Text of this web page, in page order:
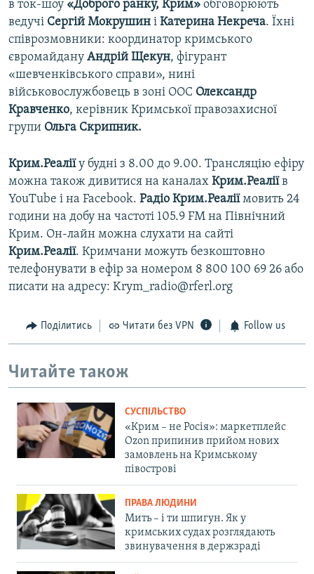
в ток-шоу «Доброго ранку, Крим» обговорюють
ведучі Сергій Мокрушин і Катерина Некреча. Їхні
співрозмовники: координатор кримського
євромайдану Андрій Щекун, фігурант
«шевченківського справи», нині
військовослужбовець в зоні ООС Олександр
Кравченко, керівник Кримської правозахисної
групи Ольга Скрипник.
Крим.Реаліїу будні з 8.00 до 9.00. Трансляцію ефіру
можна також дивитися на каналах Крим.Реаліїв
YouTube і на Facebook. Радіо Крим.Реаліїмовить 24
години на добу на частоті 105.9 FM на Північний
Крим. Он-лайн можна слухати на сайті
Крим.Реалії. Кримчани можуть безкоштовно
телефонувати в ефір за номером 8 800 100 69 26 або
писати на адресу: Krym_radio@rferl.org
Поділитись Читати без VPN Follow us
Читайте також
СУСПІЛЬСТВО
«Крим – не Росія»: маркетплейс
Ozon припинив прийом нових
замовлень на Кримському
півострові
ПРАВА ЛЮДИНИ
Мить – і ти шпигун. Як у
кримських судах розглядають
звинувачення в держзраді